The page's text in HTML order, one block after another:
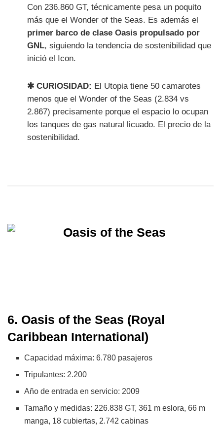
Con 236.860 GT, técnicamente pesa un poquito
más que el Wonder of the Seas. Es además el
primer barco de clase Oasis propulsado por
GNL, siguiendo la tendencia de sostenibilidad que
inició el Icon.
✱ CURIOSIDAD: El Utopia tiene 50 camarotes
menos que el Wonder of the Seas (2.834 vs
2.867) precisamente porque el espacio lo ocupan
los tanques de gas natural licuado. El precio de la
sostenibilidad.
6. Oasis of the Seas (Royal
Caribbean International)
Capacidad máxima: 6.780 pasajeros
Tripulantes: 2.200
Año de entrada en servicio: 2009
Tamaño y medidas: 226.838 GT, 361 m eslora, 66 m
manga, 18 cubiertas, 2.742 cabinas